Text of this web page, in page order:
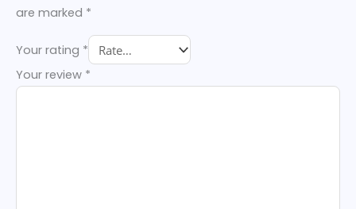
are marked *
Your rating *
Your review *